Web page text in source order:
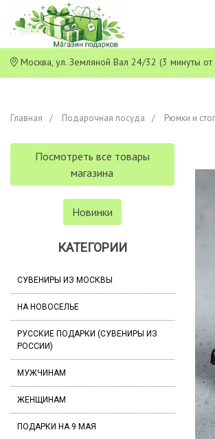
Москва, ул. Земляной Вал 24/32 (3 минуты
Главная Подарочная посуда Рюмки и
Посмотреть все товары
магазина
Новинки
КАТЕГОРИИ
СУВЕНИРЫ ИЗ МОСКВЫ
НА НОВОСЕЛЬЕ
РУССКИЕ ПОДАРКИ (СУВЕНИРЫ ИЗ
РОССИИ)
МУЖЧИНАМ
ЖЕНЩИНАМ
ПОДАРКИ НА 9 МАЯ